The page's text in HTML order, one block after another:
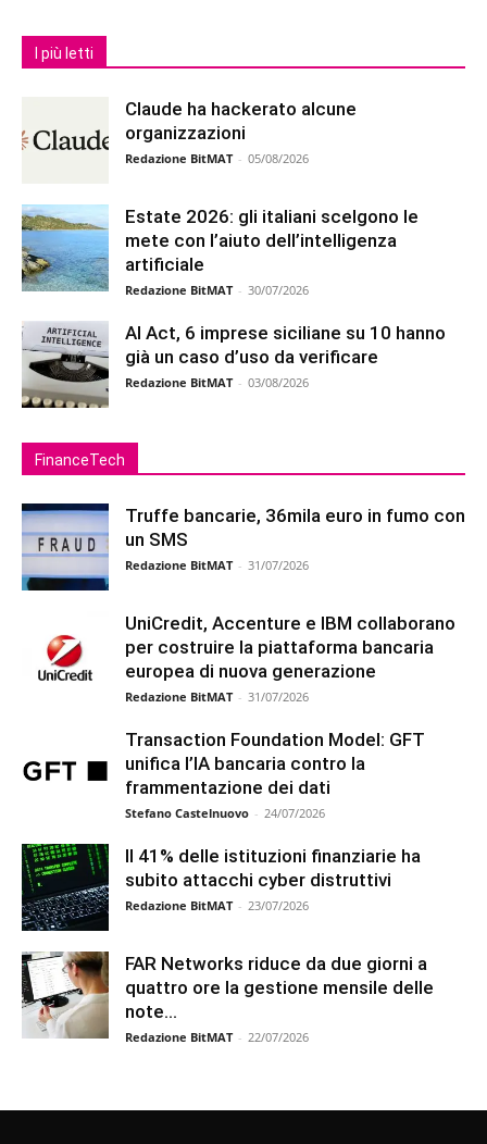
I più letti
Claude ha hackerato alcune
organizzazioni
Redazione BitMAT - 05/08/2026
Estate 2026: gli italiani scelgono le
mete con l’aiuto dell’intelligenza
artificiale
Redazione BitMAT - 30/07/2026
AI Act, 6 imprese siciliane su 10 hanno
già un caso d’uso da verificare
Redazione BitMAT - 03/08/2026
FinanceTech
Truffe bancarie, 36mila euro in fumo con
un SMS
Redazione BitMAT - 31/07/2026
UniCredit, Accenture e IBM collaborano
per costruire la piattaforma bancaria
europea di nuova generazione
Redazione BitMAT - 31/07/2026
Transaction Foundation Model: GFT
unifica l’IA bancaria contro la
frammentazione dei dati
Stefano Castelnuovo - 24/07/2026
Il 41% delle istituzioni finanziarie ha
subito attacchi cyber distruttivi
Redazione BitMAT - 23/07/2026
FAR Networks riduce da due giorni a
quattro ore la gestione mensile delle
note...
Redazione BitMAT - 22/07/2026